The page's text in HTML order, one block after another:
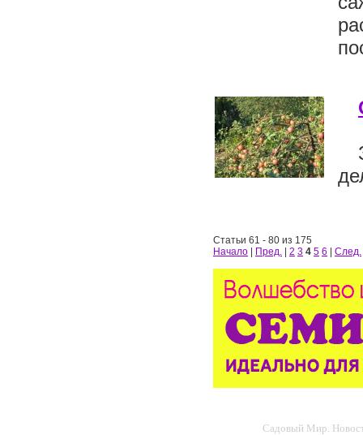
Статьи 61 - 80 из 175
Начало
Пред. 2 3 4 5 6 След.
Садовый Мир.